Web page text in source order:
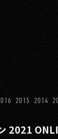
2015 2014
2021